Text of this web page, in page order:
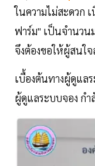
ในความไม่สะดวก
ฟาร์ม" เป็นจำนวน
จึงต้องขอให้ผู้สนใจ
เบื้องต้นทางผู้ดูแล
ผู้ดูแลระบบจอง ก